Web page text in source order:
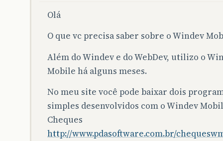
Olá
O que vc precisa saber sobre o Windev
Além do Windev e do WebDev, utilizo o
Mobile há alguns meses.
No meu site você pode baixar dois
simples desenvolvidos com o Windev
Cheques
http://www.pdasoftware.com.br/